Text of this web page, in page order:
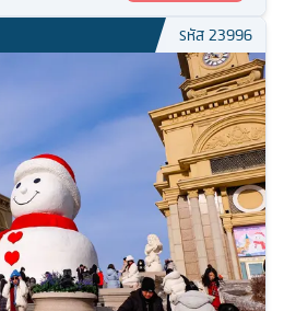
รหัส23996